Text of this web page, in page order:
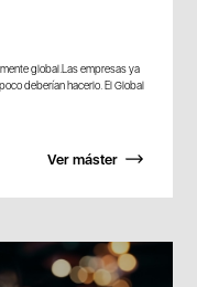
global.Las empresas ya
deberían hacerlo. El Global
Ver máster